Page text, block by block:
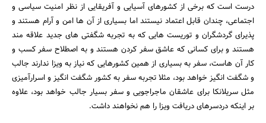
درست است که برخی از کشورهای آسیایی و آفریقایی از نظر امنیت سیاسی و
اجتماعی، چندان قابل اعتماد نیستند اما بسیاری از آن ها امن و آرام هستند و
پذیرای گردشگران و توریست هایی که به تجربه شگفتی های جدید علاقه مند
هستند و برای کسانی که عاشق سفر کردن هستند و به اصطلاح سفر کسب و
کار آن هاست، سفر به بسیاری از همین کشورهایی که نیاز به ویزا ندارند جالب
و شگفت انگیز خواهد بود، مثلا تجربه سفر به کشور شگفت انگیز و اسرارآمیزی
مثل سریلانکا برای عاشقان ماجراجویی و سفر بسیار جالب خواهد بود، علاوه
بر اینکه دردسرهای دریافت ویزا را هم نخواهند داشت.